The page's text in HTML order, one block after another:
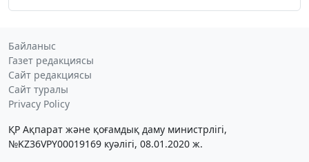
Байланыс
Газет редакциясы
Сайт редакциясы
Сайт туралы
Privacy Policy
ҚР Ақпарат және қоғамдық даму министрлігі,
№KZ36VPY00019169 куәлігі, 08.01.2020 ж.